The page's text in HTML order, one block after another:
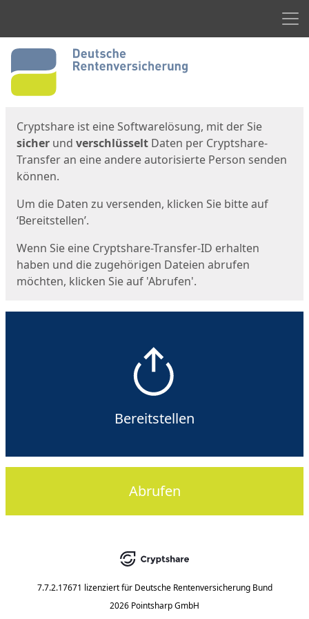
Start
Cryptshare ist eine Softwarelösung, mit der Sie
sicher und verschlüsselt Daten per Cryptshare-
Transfer an eine andere autorisierte Person senden
können.
Um die Daten zu versenden, klicken Sie bitte auf
‘Bereitstellen’.
Wenn Sie eine Cryptshare-Transfer-ID erhalten
haben und die zugehörigen Dateien abrufen
möchten, klicken Sie auf 'Abrufen'.
Bereitstellen
Abrufen
7.7.2.17671 lizenziert für Deutsche Rentenversicherung Bund
2026 Pointsharp GmbH